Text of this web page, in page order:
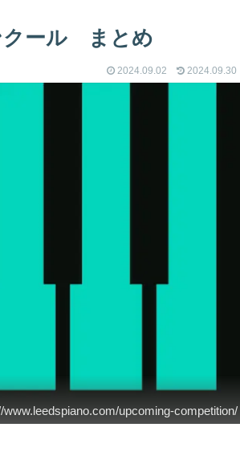
クール まとめ
2024.09.02 2024.09.30
www.leedspiano.com/upcoming-competition/